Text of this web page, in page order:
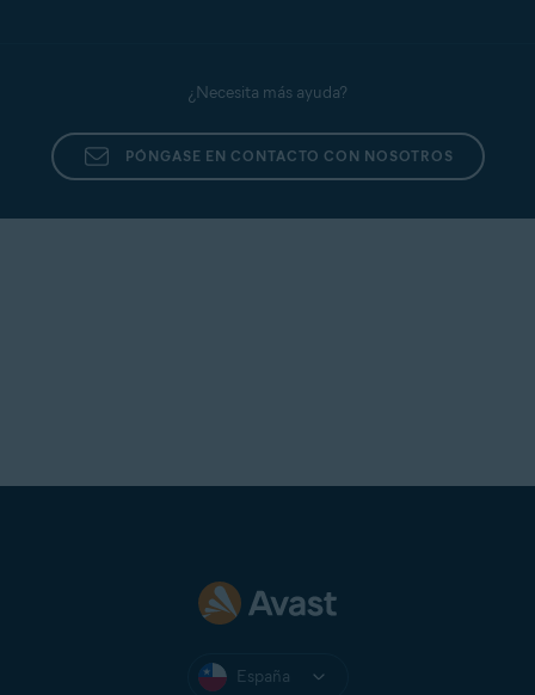
¿Necesita más ayuda?
PÓNGASE EN CONTACTO CON NOSOTROS
España